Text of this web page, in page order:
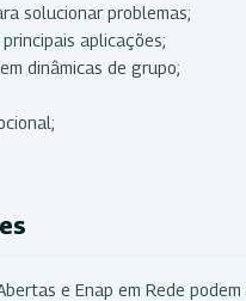
solucionar problemas;
aplicações;
dinâmicas de grupo;
e Enap em Rede